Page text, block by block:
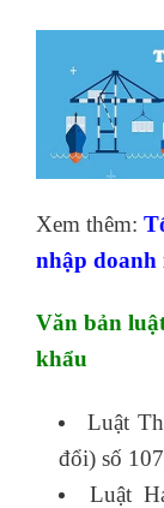
Xem thêm:
nhập doanh
Văn bản
khẩu
Luật
đổi) số
Luật